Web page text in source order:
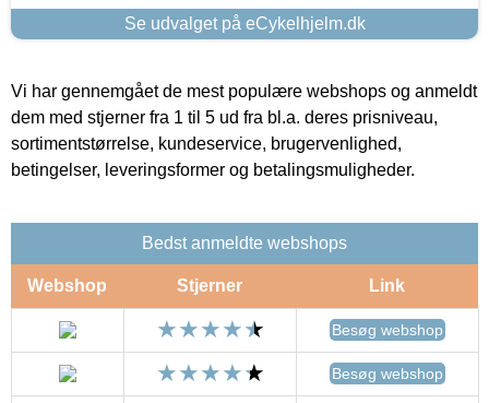
Se udvalget på eCykelhjelm.dk
Vi har gennemgået de mest populære webshops og anmeldt
dem med stjerner fra 1 til 5 ud fra bl.a. deres prisniveau,
sortimentstørrelse, kundeservice, brugervenlighed,
betingelser, leveringsformer og betalingsmuligheder.
Bedst anmeldte webshops
Webshop Stjerner Link
Besøg webshop
Besøg webshop